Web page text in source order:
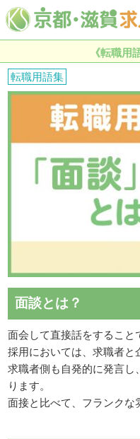
《転職
転職用語集
面談とは？
面会して直接話をすること
採用においては、求職者と
求職者側も自発的に発言し
ります。
面接と比べて、フランクな